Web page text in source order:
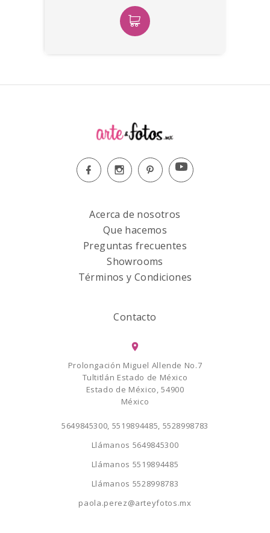
Acerca de nosotros
Que hacemos
Preguntas frecuentes
Showrooms
Términos y Condiciones
Contacto
Prolongación Miguel Allende No.7
Tultitlán Estado de México
Estado de México, 54900
México
5649845300, 5519894485, 5528998783
Llámanos 5649845300
Llámanos 5519894485
Llámanos 5528998783
paola.perez@arteyfotos.mx